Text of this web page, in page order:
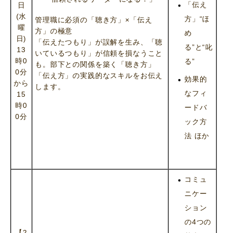
日
(水
曜
日)
13
時0
0分
から
15
時0
0分
管理職に必須の「聴き方」×「伝え
方」の極意
「伝えたつもり」が誤解を生み、「聴
いているつもり」が信頼を損なうこと
も。部下との関係を築く「聴き方」
「伝え方」の実践的なスキルをお伝え
します。
「伝え
方」“ほ
め
る”と“叱
る”
効果的
なフィ
ードバ
ック方
法 ほか
コミュ
ニケー
ション
の4つの